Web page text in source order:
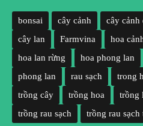
bonsai cây cảnh cây cảnh
cây lan
Farmvina hoa
hoa lan rừng
hoa phong lan
phong lan
rau sạch trong
trồng cây
trồng hoa trồng
trồng rau sạch
trồng rau sạch